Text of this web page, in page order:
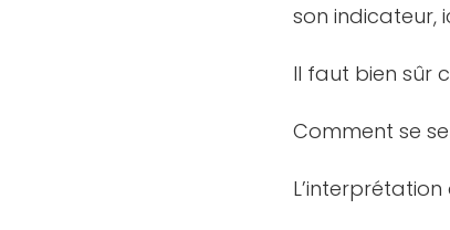
son indicateur,
Il faut bien sûr
Comment se